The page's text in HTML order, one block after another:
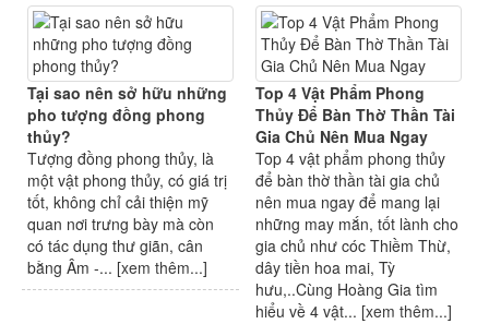
Tại sao nên sở hữu những
pho tượng đồng phong
thủy?
Tượng đồng phong thủy, là
một vật phong thủy, có giá trị
tốt, không chỉ cải thiện mỹ
quan nơi trưng bày mà còn
có tác dụng thư giãn, cân
bằng Âm -... [xem thêm...]
Top 4 Vật Phẩm Phong
Thủy Để Bàn Thờ Thần Tài
Gia Chủ Nên Mua Ngay
Top 4 vật phẩm phong thủy
để bàn thờ thần tài gia chủ
nên mua ngay để mang lại
những may mắn, tốt lành cho
gia chủ như cóc Thiềm Thừ,
dây tiền hoa mai, Tỳ
hưu,..Cùng Hoàng Gia tìm
hiểu về 4 vật... [xem thêm...]